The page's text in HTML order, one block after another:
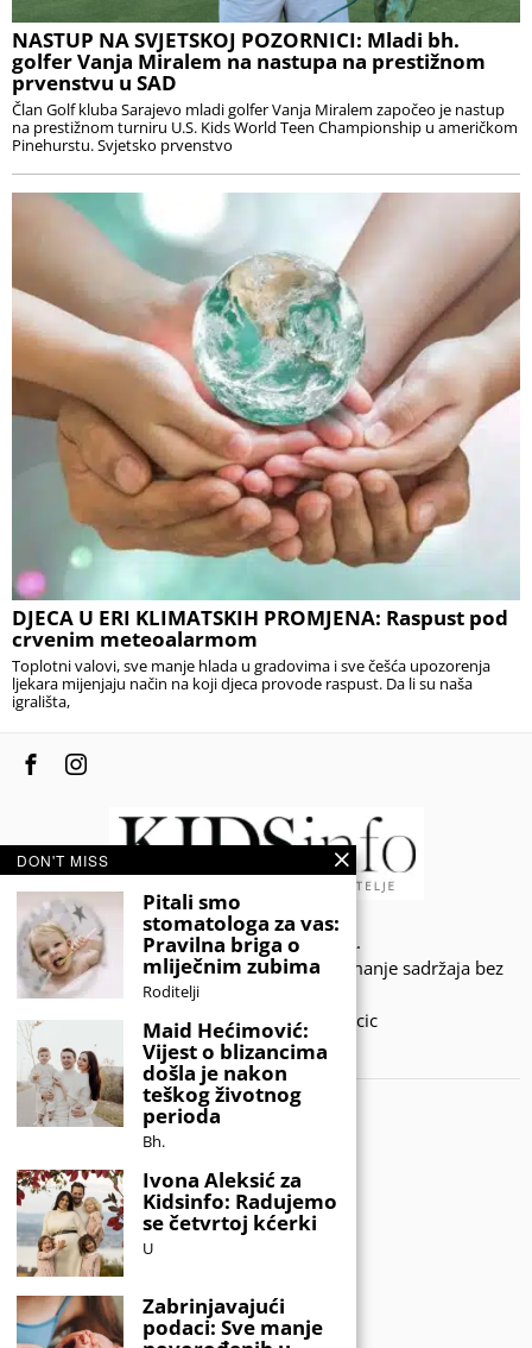
NASTUP NA SVJETSKOJ POZORNICI: Mladi bh.
golfer Vanja Miralem na nastupa na prestižnom
prvenstvu u SAD
Član Golf kluba Sarajevo mladi golfer Vanja Miralem započeo je nastup
na prestižnom turniru U.S. Kids World Teen Championship u američkom
Pinehurstu. Svjetsko prvenstvo
DJECA U ERI KLIMATSKIH PROMJENA: Raspust pod
crvenim meteoalarmom
Toplotni valovi, sve manje hlada u gradovima i sve češća upozorenja
ljekara mijenjaju način na koji djeca provode raspust. Da li su naša
igrališta,
© 2020 - KIDSINFO.BA.
Sva prava zadržana. Zabranjeno preuzimanje sadržaja bez
dozvole izdavača.
Developed by Amar SIjercic
IZAŠAO JE NOVI MAGAZIN!
DON'T MISS
Pitali smo
stomatologa za vas:
Pravilna briga o
mliječnim zubima
Roditelji
Maid Hećimović:
Vijest o blizancima
došla je nakon
teškog životnog
perioda
Bh.
Ivona Aleksić za
Kidsinfo: Radujemo
se četvrtoj kćerki
U
Zabrinjavajući
podaci: Sve manje